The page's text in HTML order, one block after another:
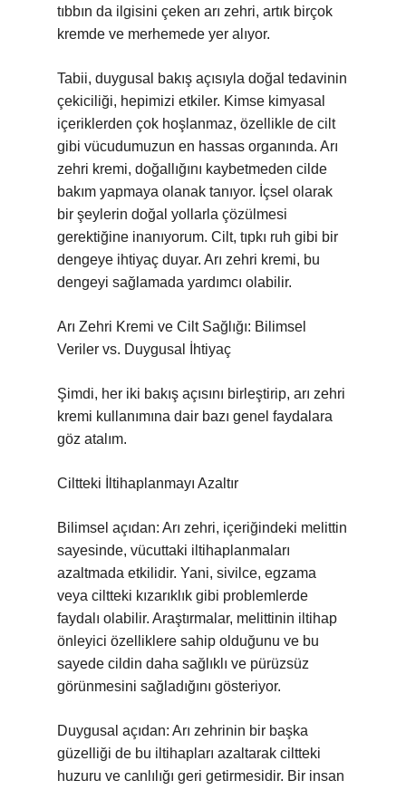
tıbbın da ilgisini çeken arı zehri, artık birçok
kremde ve merhemede yer alıyor.
Tabii, duygusal bakış açısıyla doğal tedavinin
çekiciliği, hepimizi etkiler. Kimse kimyasal
içeriklerden çok hoşlanmaz, özellikle de cilt
gibi vücudumuzun en hassas organında. Arı
zehri kremi, doğallığını kaybetmeden cilde
bakım yapmaya olanak tanıyor. İçsel olarak
bir şeylerin doğal yollarla çözülmesi
gerektiğine inanıyorum. Cilt, tıpkı ruh gibi bir
dengeye ihtiyaç duyar. Arı zehri kremi, bu
dengeyi sağlamada yardımcı olabilir.
Arı Zehri Kremi ve Cilt Sağlığı: Bilimsel
Veriler vs. Duygusal İhtiyaç
Şimdi, her iki bakış açısını birleştirip, arı zehri
kremi kullanımına dair bazı genel faydalara
göz atalım.
Ciltteki İltihaplanmayı Azaltır
Bilimsel açıdan: Arı zehri, içeriğindeki melittin
sayesinde, vücuttaki iltihaplanmaları
azaltmada etkilidir. Yani, sivilce, egzama
veya ciltteki kızarıklık gibi problemlerde
faydalı olabilir. Araştırmalar, melittinin iltihap
önleyici özelliklere sahip olduğunu ve bu
sayede cildin daha sağlıklı ve pürüzsüz
görünmesini sağladığını gösteriyor.
Duygusal açıdan: Arı zehrinin bir başka
güzelliği de bu iltihapları azaltarak ciltteki
huzuru ve canlılığı geri getirmesidir. Bir insan